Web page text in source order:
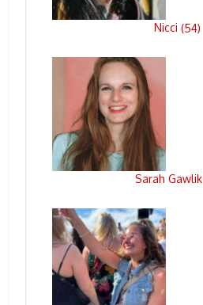
Nicci (54)
Sarah Gawlik